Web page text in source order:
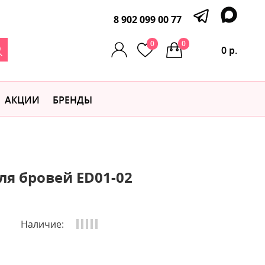
8 902 099 00 77
0
0 р.
0
АКЦИИ БРЕНДЫ
бровей ED01-02
Наличие: